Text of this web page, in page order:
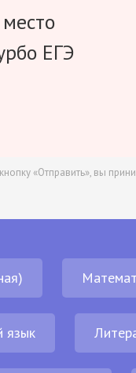
ЕГЭ
«Отправить», вы
язык